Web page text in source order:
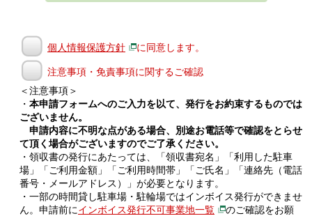
個人情報保護方針 に同意します。
注意事項・免責事項に関するご確認
＜注意事項＞
・ 本申請フォームへのご入力を以て、発行をお約束するものでは
ございません。
申請内容に不明な点がある場合、別途お電話等で確認をとらせ
て頂く場合がございますのでご了承ください。
・領収書の発行にあたっては、「領収書宛名」「利用した駐車
場」「ご利用金額」「ご利用時間帯」「ご氏名」「連絡先（電話
番号・メールアドレス）」が必要となります。
・一部の時間貸し駐車場・駐輪場ではインボイス発行ができませ
ん。申請前にインボイス発行不可事業地一覧
のご確認をお願